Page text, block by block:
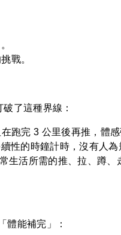
戰。
了這種界線：
跑完 3 公里後再推，體感
性的時鐘計時，沒有人為
生活所需的推、拉、蹲、
體能補完」：